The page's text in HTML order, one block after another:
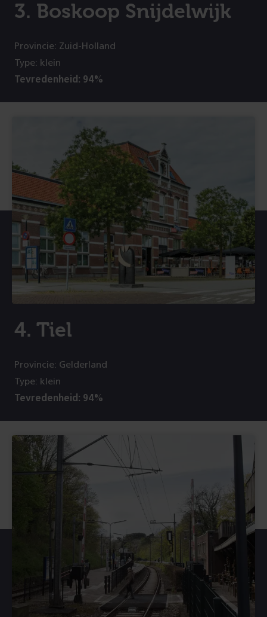
3. Boskoop Snijdelwijk
Provincie: Zuid-Holland
Type: klein
Tevredenheid: 94%
4. Tiel
Provincie: Gelderland
Type: klein
Tevredenheid: 94%